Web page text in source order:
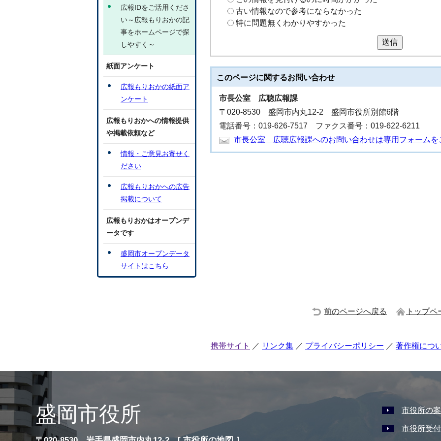
古い情報なので参考にならなかった
特に問題無くわかりやすかった
送信
このページに関するお問い合わせ
市長公室 広聴広報課
〒020-8530 盛岡市内丸12-2 盛岡市役所別館6階
電話番号：019-626-7517 ファクス番号：019-622-6211
市長公室 広聴広報課へのお問い合わせは専用フォームを
広報IDをご活用くださ
い～広報もりおかの記
事をホームページで探
しやすく～
紙面アンケート
広報もりおかの紙面ア
ンケート
広報もりおかへの情報提供
や掲載依頼など
情報・ご意見お寄せく
ださい
広報もりおかへの広告
掲載について
広報もりおかはオープンデ
ータです
盛岡市オープンデータ
サイトはこちら
前のページへ戻る トップペ
携帯サイト リンク集 プライバシーポリシー 著作権につ
盛岡市役所 市役所の
市役所受